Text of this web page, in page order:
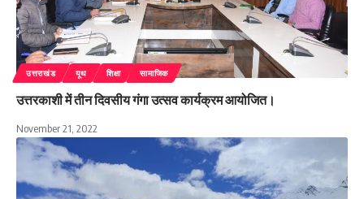
उत्तराखंड यूथ शिक्षा सामाजिक
उत्तरकाशी में तीन दिवसीय गंगा उत्सव कार्यक्रम आयोजित।
November 21, 2022